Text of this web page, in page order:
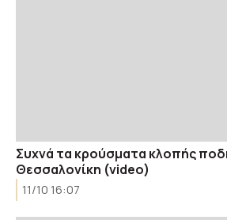
Συχνά τα κρούσματα κλοπής
Θεσσαλονίκη (video)
11/10 16:07